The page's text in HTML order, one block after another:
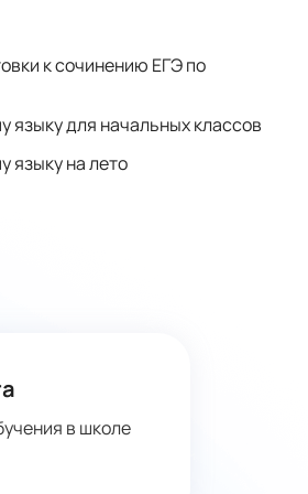
к сочинению ЕГЭ по
языку для начальных классов
языку на лето
в школе